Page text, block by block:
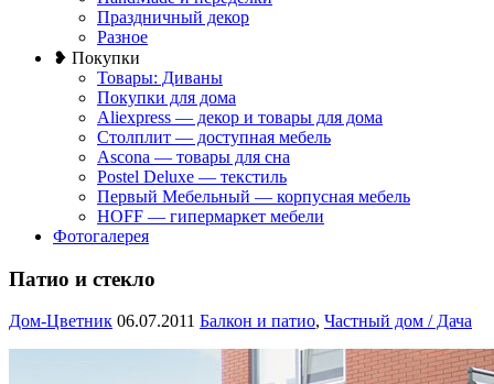
Праздничный декор
Разное
❥ Покупки
Товары: Диваны
Покупки для дома
Aliexpress — декор и товары для дома
Столплит — доступная мебель
Ascona — товары для сна
Postel Deluxe — текстиль
Первый Мебельный — корпусная мебель
HOFF — гипермаркет мебели
Фотогалерея
Патио и стекло
Дом-Цветник 06.07.2011 Балкон и патио, Частный дом / Дача